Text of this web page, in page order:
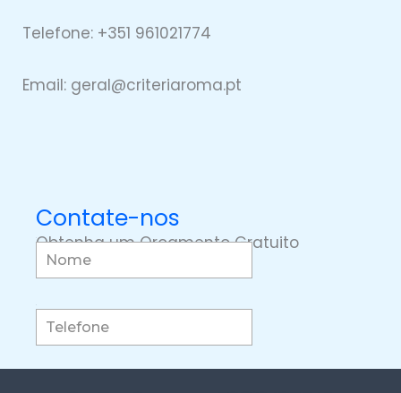
Telefone: +351 961021774
Email: geral@criteriaroma.pt
Contate-nos
Obtenha um Orçamento Gratuito